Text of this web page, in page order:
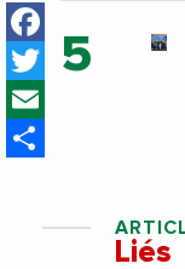
Twitter
Liés